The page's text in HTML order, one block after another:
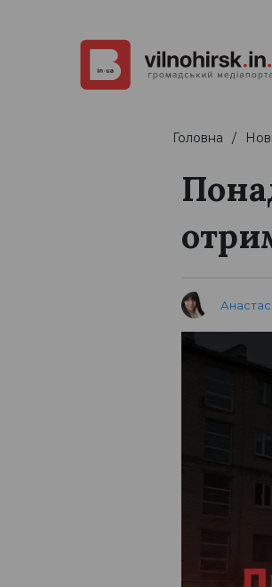
Головна